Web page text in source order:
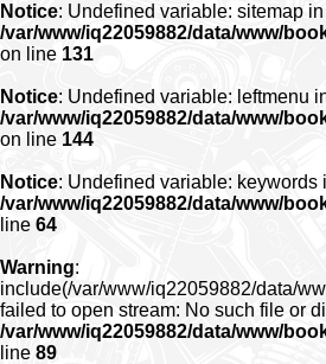
Notice: Undefined variable: sitemap in
/var/www/iq22059882/data/www/
on line 131
Notice: Undefined variable: leftmenu
/var/www/iq22059882/data/www/
on line 144
Notice: Undefined variable: keywords
/var/www/iq22059882/data/www/
line 64
Warning:
include(/var/www/iq22059882/data/
failed to open stream: No such file or
/var/www/iq22059882/data/www/
line 89